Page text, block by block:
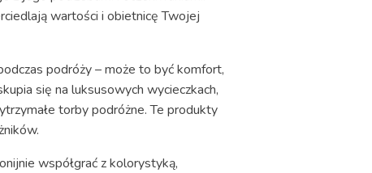
wartości i obietnicę Twojej
podróży – może to być komfort,
się na luksusowych wycieczkach,
torby podróżne. Te produkty
współgrać z kolorystyką,